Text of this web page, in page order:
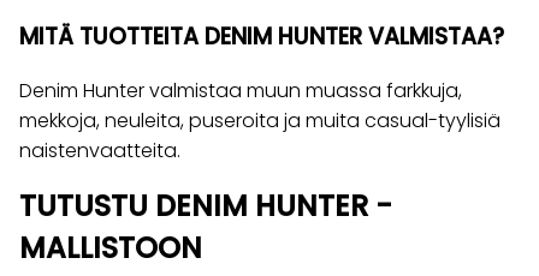
MITÄ TUOTTEITA DENIM HUNTER VALMISTAA?
Denim Hunter valmistaa muun muassa farkkuja,
mekkoja, neuleita, puseroita ja muita casual-tyylisiä
naistenvaatteita.
TUTUSTU DENIM HUNTER -
MALLISTOON